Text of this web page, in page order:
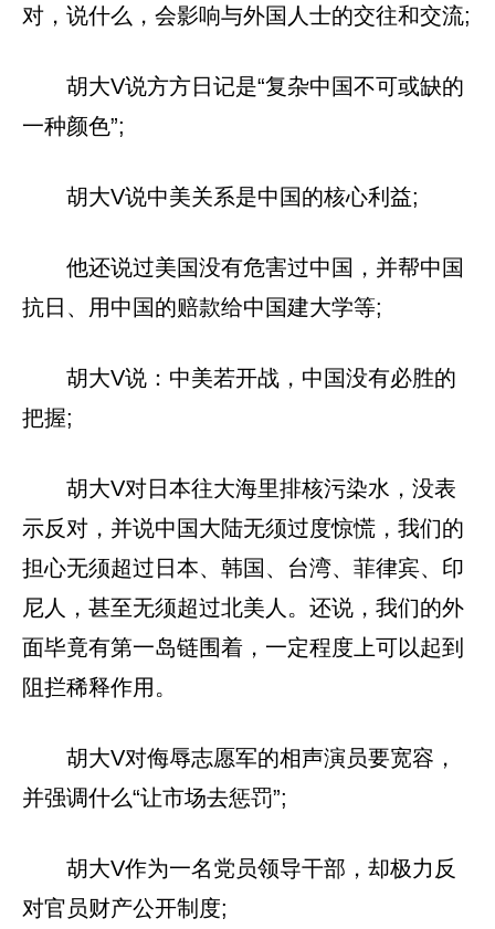
对，说什么，会影响与外国人士的交往和交流;
胡大V说方方日记是“复杂中国不可或缺的
一种颜色”;
胡大V说中美关系是中国的核心利益;
他还说过美国没有危害过中国，并帮中国
抗日、用中国的赔款给中国建大学等;
胡大V说：中美若开战，中国没有必胜的
把握;
胡大V对日本往大海里排核污染水，没表
示反对，并说中国大陆无须过度惊慌，我们的
担心无须超过日本、韩国、台湾、菲律宾、印
尼人，甚至无须超过北美人。还说，我们的外
面毕竟有第一岛链围着，一定程度上可以起到
阻拦稀释作用。
胡大V对侮辱志愿军的相声演员要宽容，
并强调什么“让市场去惩罚”;
胡大V作为一名党员领导干部，却极力反
对官员财产公开制度;